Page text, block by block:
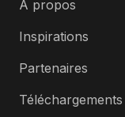
À propos
Inspirations
Partenaires
Téléchargements